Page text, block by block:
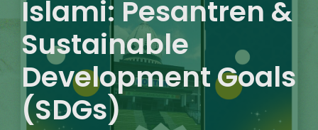
Islami: Pesantren &
Sustainable
Development Goals
(SDGs)